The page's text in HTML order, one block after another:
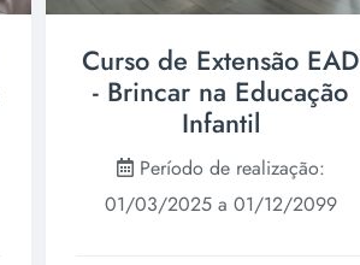
Curso de Extensão EAD
- Brincar na Educação
Infantil
Período de realização:
01/03/2025 a 01/12/2099